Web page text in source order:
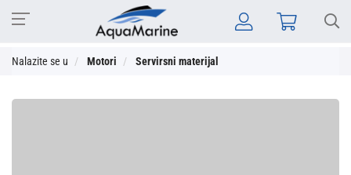
Nalazite se u Motori Servirsni materijal